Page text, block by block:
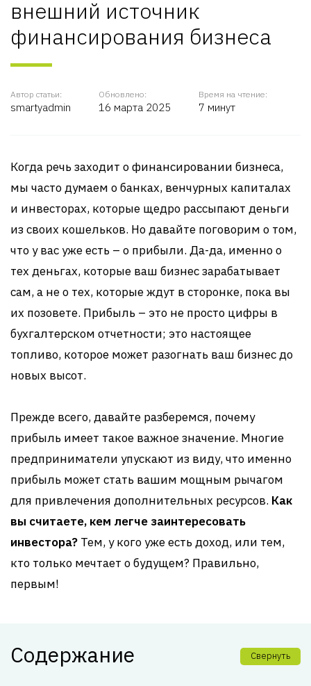
внешний источник
финансирования бизнеса
Автор статьи:
smartyadmin
Обновлено:
16 марта 2025
Время на чтение:
7 минут
Когда речь заходит о финансировании бизнеса,
мы часто думаем о банках, венчурных капиталах
и инвесторах, которые щедро рассыпают деньги
из своих кошельков. Но давайте поговорим о том,
что у вас уже есть – о прибыли. Да-да, именно о
тех деньгах, которые ваш бизнес зарабатывает
сам, а не о тех, которые ждут в сторонке, пока вы
их позовете. Прибыль – это не просто цифры в
бухгалтерском отчетности; это настоящее
топливо, которое может разогнать ваш бизнес до
новых высот.
Прежде всего, давайте разберемся, почему
прибыль имеет такое важное значение. Многие
предприниматели упускают из виду, что именно
прибыль может стать вашим мощным рычагом
для привлечения дополнительных ресурсов. Как
вы считаете, кем легче заинтересовать
инвестора? Тем, у кого уже есть доход, или тем,
кто только мечтает о будущем? Правильно,
первым!
Содержание Свернуть